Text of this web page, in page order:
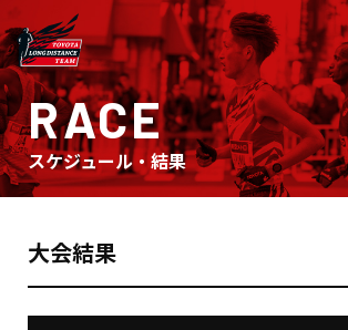
RACE
スケジュール・結果
大会結果